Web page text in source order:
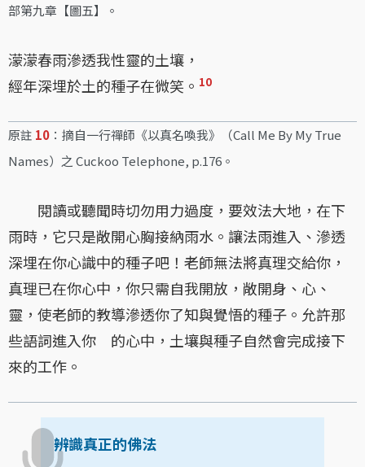
部第九章【圖五】。
濛濛春雨滲透我性靈的土壤，
經年深埋於土的種子在微笑。 10
原註 10 ：摘自一行禪師《以真名喚我》（Call Me By My True
Names）之 Cuckoo Telephone, p.176。
閱讀或聽聞時切勿用力過度，要效法大地，在下
雨時，它只是敞開心胸接納雨水。讓法雨進入、滲透
深埋在你心識中的種子吧！老師無法將真理交給你，
真理已在你心中，你只需自我開放，敞開身、心、
靈，使老師的教導滲透你了知與覺悟的種子。允許那
些語詞進入你 的心中，土壤與種子自然會完成接下
來的工作。
辨識真正的佛法